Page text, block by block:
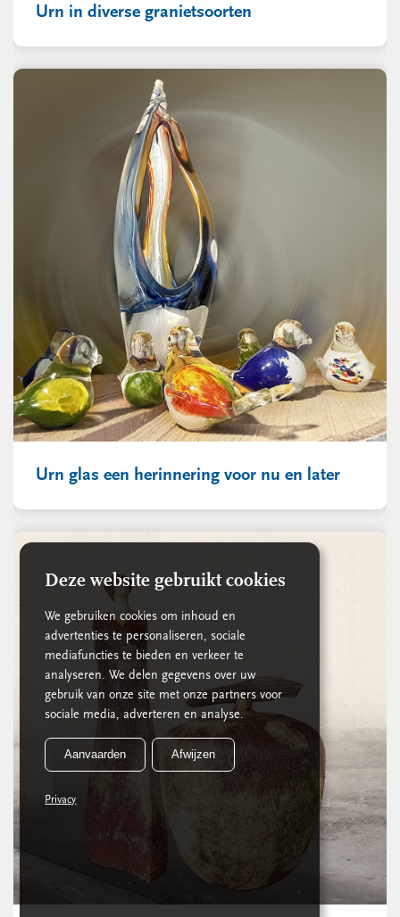
Urn in diverse granietsoorten
Urn glas een herinnering voor nu en later
Deze website gebruikt cookies
We gebruiken cookies om inhoud en
advertenties te personaliseren, sociale
mediafuncties te bieden en verkeer te
analyseren. We delen gegevens over uw
gebruik van onze site met onze partners voor
sociale media, adverteren en analyse.
Aanvaarden Afwijzen
Privacy